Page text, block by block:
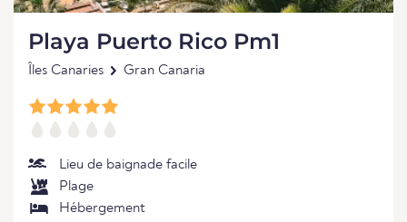
Playa Puerto Rico Pm1
Îles Canaries Gran Canaria
Lieu de baignade facile
Plage
Hébergement